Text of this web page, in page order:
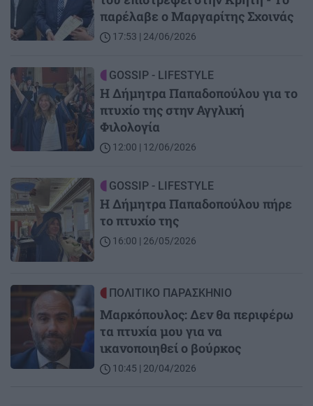
παρέλαβε ο Μαργαρίτης Σχοινάς
17:53 | 24/06/2026
Image GOSSIP - LIFESTYLE
H Δήμητρα Παπαδοπούλου για το
πτυχίο της στην Αγγλική
Φιλολογία
12:00 | 12/06/2026
Image GOSSIP - LIFESTYLE
Η Δήμητρα Παπαδοπούλου πήρε
το πτυχίο της
16:00 | 26/05/2026
Image ΠΟΛΙΤΙΚΟ ΠΑΡΑΣΚΗΝΙΟ
Μαρκόπουλος: Δεν θα περιφέρω
τα πτυχία μου για να
ικανοποιηθεί ο βούρκος
10:45 | 20/04/2026